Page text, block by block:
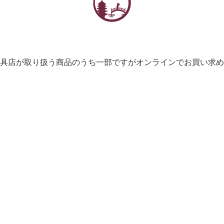
店が取り扱う商品のうち一部ですがオンラインでお買い求